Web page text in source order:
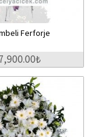
Ferforje